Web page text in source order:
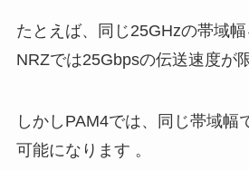
たとえば、同じ25GHzの帯域幅
NRZでは25Gbpsの伝送速度が
しかしPAM4では、同じ帯域幅
可能になります 。